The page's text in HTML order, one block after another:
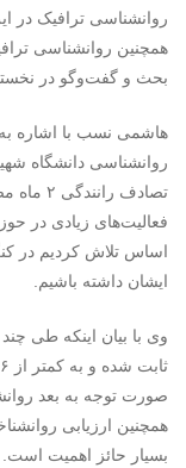
روانشناسی ترافیک در
همچنین روانشناسی
بحث و گفت‌وگو در
هاشمی نسب با اشاره به
روانشناسی دانشگاه
تصادف
فعالیت‌های زیادی در
اساس تلاش کردیم در
ایشان داشته باشیم.
وی با بیان اینکه طی
صورت توجه به بعد
همچنین ارزیابی
بسیار حائز اهمیت است.